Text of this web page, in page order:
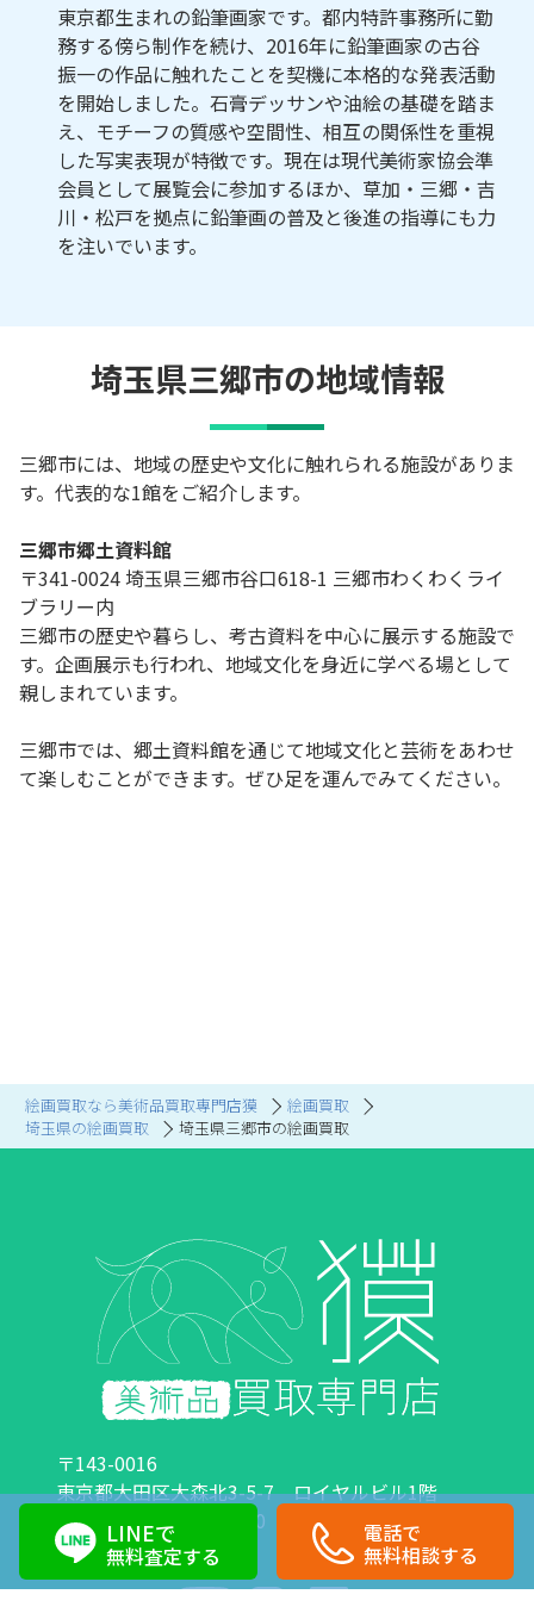
LINEで
無料査定する
電話で
無料相談する
絵画買取なら美術品買取専門店獏
絵画買取
埼玉県の絵画買取
埼玉県三郷市の絵画買取
東京都生まれの鉛筆画家です。都内特許事務所に勤
務する傍ら制作を続け、2016年に鉛筆画家の古谷
振一の作品に触れたことを契機に本格的な発表活動
を開始しました。石膏デッサンや油絵の基礎を踏ま
え、モチーフの質感や空間性、相互の関係性を重視
した写実表現が特徴です。現在は現代美術家協会準
会員として展覧会に参加するほか、草加・三郷・吉
川・松戸を拠点に鉛筆画の普及と後進の指導にも力
を注いでいます。
埼玉県三郷市の地域情報
三郷市には、地域の歴史や文化に触れられる施設がありま
す。代表的な1館をご紹介します。
三郷市郷土資料館
〒341-0024 埼玉県三郷市谷口618-1 三郷市わくわくライ
ブラリー内
三郷市の歴史や暮らし、考古資料を中心に展示する施設で
す。企画展示も行われ、地域文化を身近に学べる場として
親しまれています。
三郷市では、郷土資料館を通じて地域文化と芸術をあわせ
て楽しむことができます。ぜひ足を運んでみてください。
〒143-0016
東京都大田区大森北3-5-7 ロイヤルビル1階
営業時間：10:00～18:00 定休日：日曜日・祝日
0120-89-0007 03-6423-1033